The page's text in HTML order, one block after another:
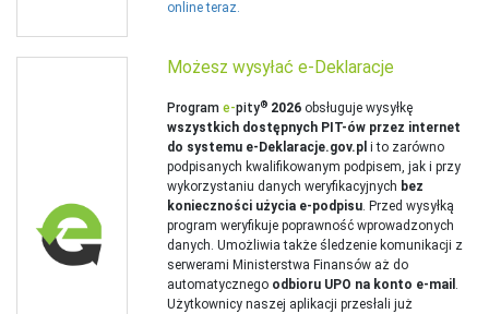
online teraz.
Możesz wysyłać e-Deklaracje
Program e‑pity® 2026 obsługuje wysyłkę
wszystkich dostępnych PIT-ów przez internet
do systemu e-Deklaracje.gov.pl i to zarówno
podpisanych kwalifikowanym podpisem, jak i przy
wykorzystaniu danych weryfikacyjnych bez
konieczności użycia e-podpisu. Przed wysyłką
program weryfikuje poprawność wprowadzonych
danych. Umożliwia także śledzenie komunikacji z
serwerami Ministerstwa Finansów aż do
automatycznego odbioru UPO na konto e-mail .
Użytkownicy naszej aplikacji przesłali już